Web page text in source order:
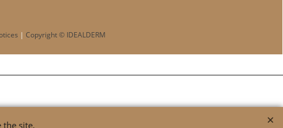
| Copyright © IDEALDERM
the site,